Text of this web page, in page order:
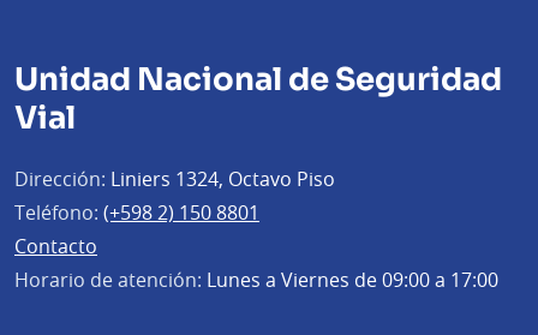
Unidad Nacional de Seguridad
Vial
Dirección: Liniers 1324, Octavo Piso
Teléfono: (+598 2) 150 8801
Contacto
Horario de atención: Lunes a Viernes de 09:00 a 17:00